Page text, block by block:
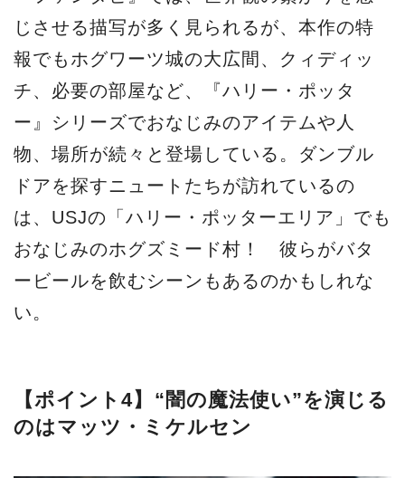
じさせる描写が多く見られるが、本作の特
報でもホグワーツ城の大広間、クィディッ
チ、必要の部屋など、『ハリー・ポッタ
ー』シリーズでおなじみのアイテムや人
物、場所が続々と登場している。ダンブル
ドアを探すニュートたちが訪れているの
は、USJの「ハリー・ポッターエリア」でも
おなじみのホグズミード村！ 彼らがバタ
ービールを飲むシーンもあるのかもしれな
い。
【ポイント4】“闇の魔法使い”を演じる
のはマッツ・ミケルセン